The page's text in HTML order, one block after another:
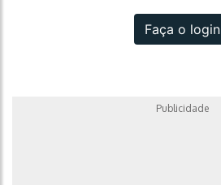
Faça o login
Publicidade